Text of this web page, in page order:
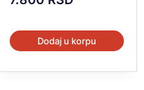
Dodaj u korpu